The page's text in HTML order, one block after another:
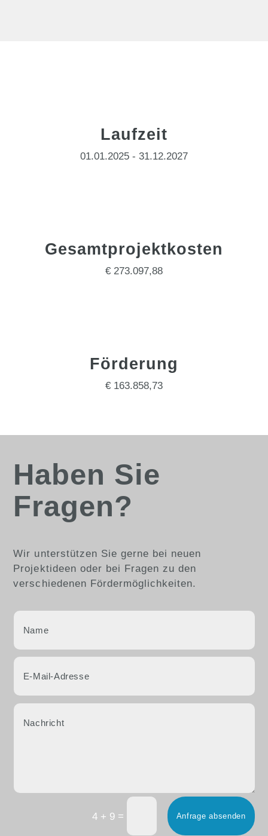
Laufzeit
01.01.2025 - 31.12.2027
Gesamtprojektkosten
€ 273.097,88
Förderung
€ 163.858,73
Haben Sie
Fragen?
Wir unterstützen Sie gerne bei neuen
Projektideen oder bei Fragen zu den
verschiedenen Fördermöglichkeiten.
4 + 9= Anfrage absenden